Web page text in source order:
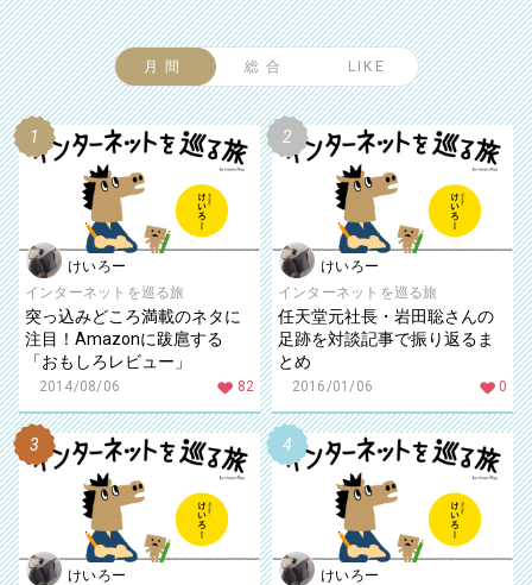
月間 総合 LIKE
けいろー
2014/08/06
インターネットを巡る旅
突っ込みどころ満載のネタに
注目！Amazonに跋扈する
「おもしろレビュー」
82
けいろー
2016/01/06
インターネットを巡る旅
任天堂元社長・岩田聡さんの
足跡を対談記事で振り返るま
とめ
0
けいろー けいろー